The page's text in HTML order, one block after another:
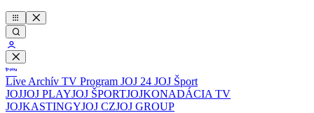
Live Archív TV Program JOJ 24 JOJ Šport
JOJJOJ PLAYJOJ ŠPORTJOJKONADÁCIA TV
JOJKASTINGYJOJ CZJOJ GROUP